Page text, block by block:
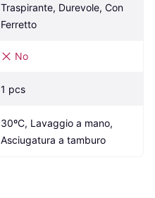
Traspirante, Durevole, Con
Ferretto
No
1 pcs
30ºC, Lavaggio a mano,
Asciugatura a tamburo